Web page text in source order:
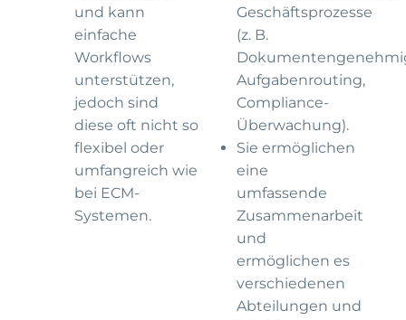
und kann
einfache
Workflows
unterstützen,
jedoch sind
diese oft nicht so
flexibel oder
umfangreich wie
bei ECM-
Systemen.
Geschäftsprozesse
(z. B.
Aufgabenrouting,
Compliance-
Überwachung).
Sie ermöglichen
eine
umfassende
Zusammenarbeit
und
ermöglichen es
verschiedenen
Abteilungen und